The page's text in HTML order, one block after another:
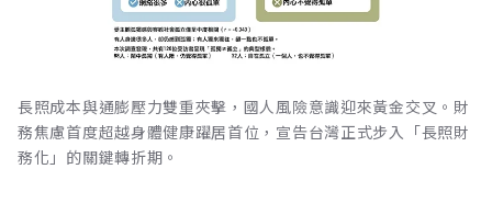
長照成本與通膨壓力雙重夾擊，國人風險意識迎來黃金交叉。財
務焦慮首度超越身體健康躍居首位，宣告台灣正式步入「長照財
務化」的關鍵轉折期。